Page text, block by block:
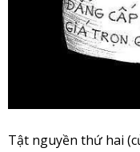
Tật nguyền thứ hai